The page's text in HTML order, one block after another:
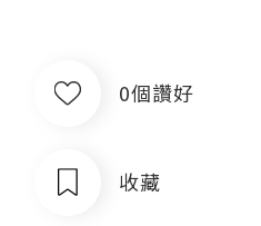
0個讚好
收藏